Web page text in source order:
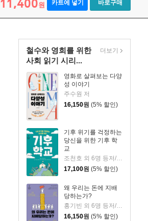
11,400원 카트에 넣기 바로구매
철수와 영희를 위한
사회 읽기 시리...
영화로 살펴보는 다양
성 이야기
주수원 저
16,150원 (5% 할인)
기후 위기를 걱정하는
당신을 위한 기후 학
교
17,100원 (5% 할인)
왜 우리는 돈에 지배
당하는가?
홍기빈 외 6명 등저/ 인권연대 기획
16,150원 (5% 할인)
더보기